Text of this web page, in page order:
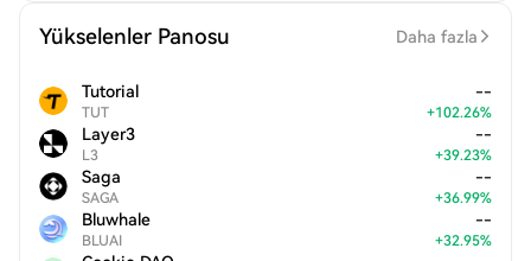
Yükselenler Panosu Daha fazla
Tutorial
TUT
--
+102.26%
Layer3
L3
--
+39.23%
Saga
SAGA
--
+36.99%
Bluwhale
BLUAI
--
+32.95%